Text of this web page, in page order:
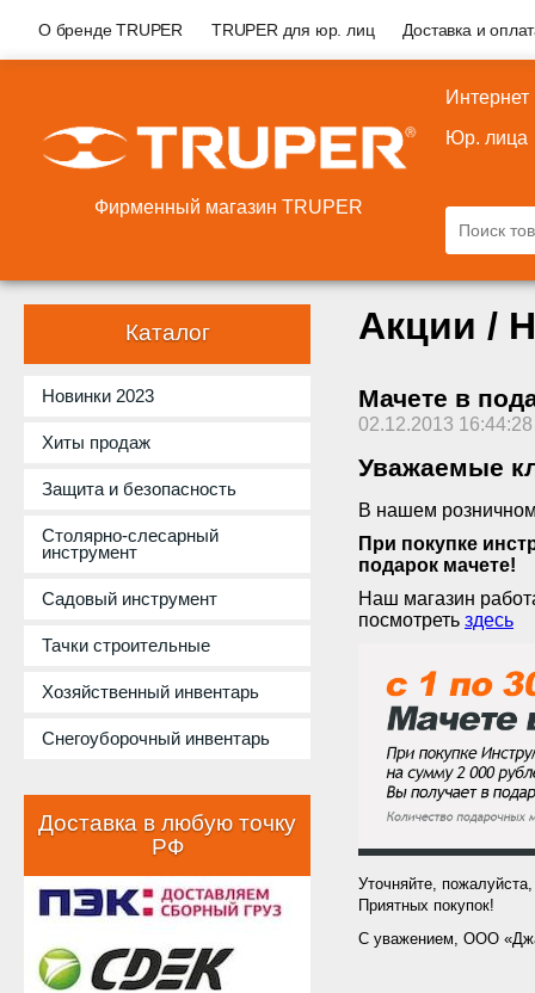
О бренде TRUPER TRUPER для юр. лиц Доставка и
Фирменный магазин TRUPER
Интернет
Юр. лица
Каталог
Новинки 2023
Хиты продаж
Защита и безопасность
Столярно-слесарный
инструмент
Садовый инструмент
Тачки строительные
Хозяйственный инвентарь
Снегоуборочный инвентарь
Доставка в любую точку
РФ
Акции /
Мачете в
02.12.2013 16:44:28
Уважаемые
В нашем розничном
При покупке
подарок мачете!
Наш магазин
посмотреть здесь
Уточняйте,
Приятных покупок!
С уважением, ООО